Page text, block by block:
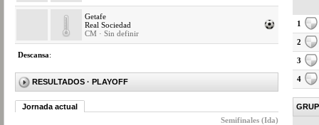
Getafe
Real Sociedad
CM · Sin definir
Descansa:
RESULTADOS · PLAYOFF
Jornada actual
Semifinales (Ida)
1
2
3
4